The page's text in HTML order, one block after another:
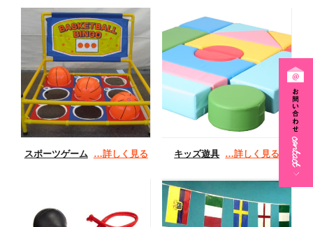
スポーツゲーム …詳しく見る キッズ遊具 …詳しく見る